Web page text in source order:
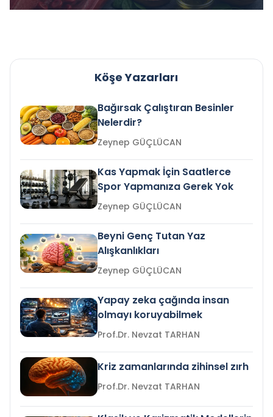
Köşe Yazarları
Bağırsak Çalıştıran Besinler
Nelerdir?
Zeynep GÜÇLÜCAN
Kas Yapmak İçin Saatlerce
Spor Yapmanıza Gerek Yok
Zeynep GÜÇLÜCAN
Beyni Genç Tutan Yaz
Alışkanlıkları
Zeynep GÜÇLÜCAN
Yapay zeka çağında insan
olmayı koruyabilmek
Prof.Dr. Nevzat TARHAN
Kriz zamanlarında zihinsel zırh
Prof.Dr. Nevzat TARHAN